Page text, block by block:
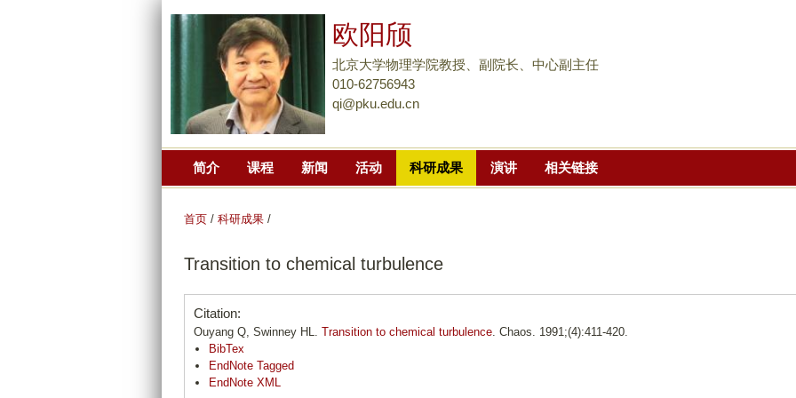
到
主
欧阳颀
北京大学物理学院教授、副院长、中心副主任
010-62756943
qi@pku.edu.cn
简介 课程 新闻 活动 科研成果 演讲 相关链接
首页 / 科研成果 /
Transition to chemical turbulence
Citation:
Ouyang Q, Swinney HL. Transition to chemical turbulence. Chaos. 1991;(4):411-420.
BibTex
EndNote Tagged
EndNote XML